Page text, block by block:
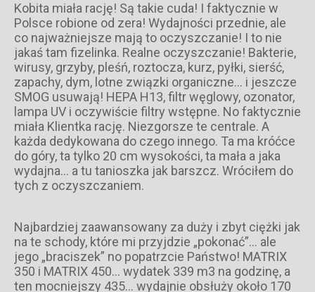
Kobita miała rację! Są takie cuda! I faktycznie w
Polsce robione od zera! Wydajności przednie, ale
co najważniejsze mają to oczyszczanie! I to nie
jakaś tam fizelinka. Realne oczyszczanie! Bakterie,
wirusy, grzyby, pleśń, roztocza, kurz, pyłki, sierść,
zapachy, dym, lotne związki organiczne… i jeszcze
SMOG usuwają! HEPA H13, filtr węglowy, ozonator,
lampa UV i oczywiście filtry wstępne. No faktycznie
miała Klientka rację. Niezgorsze te centrale. A
każda dedykowana do czego innego. Ta ma króćce
do góry, ta tylko 20 cm wysokości, ta mała a jaka
wydajna… a tu tanioszka jak barszcz. Wróciłem do
tych z oczyszczaniem.
Najbardziej zaawansowany za duży i zbyt ciężki jak
na te schody, które mi przyjdzie „pokonać”… ale
jego „braciszek” no popatrzcie Państwo! MATRIX
350 i MATRIX 450… wydatek 339 m3 na godzinę, a
ten mocniejszy 435… wydajnie obsłuży około 170